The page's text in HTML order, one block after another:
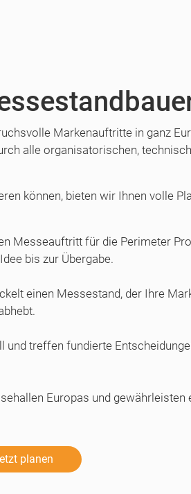
Markenauftritte in ganz
alle organisatorischen,
können, bieten wir Ihnen volle
Messeauftritt für die Perimeter
bis zur Übergabe.
einen Messestand, der Ihre
und treffen fundierte
Europas und gewährleisten
planen